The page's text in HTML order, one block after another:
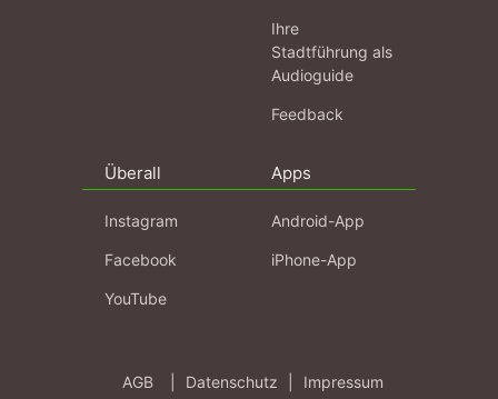
Ihre
Stadtführung als
Audioguide
Feedback
Überall
Instagram
Facebook
YouTube
Apps
Android-App
iPhone-App
AGB Datenschutz Impressum